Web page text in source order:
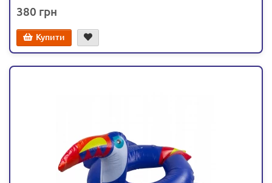
380
Купити